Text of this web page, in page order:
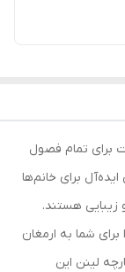
برای تمام فصول
برای خانم‌ها
زیبایی هستند.
شما به ارمغان
لینن این